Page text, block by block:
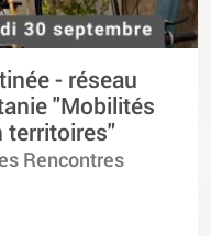
- réseau
"Mobilités
territoires"
Rencontres